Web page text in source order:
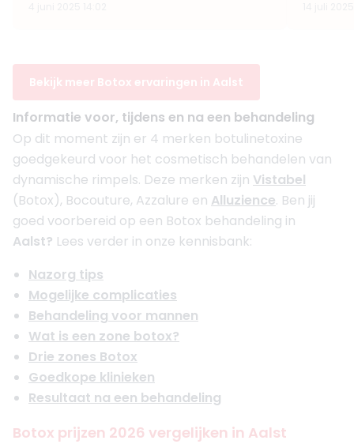
Bekijk meer Botox ervaringen in Aalst
Informatie voor, tijdens en na een behandeling
Op dit moment zijn er 4 merken botulinetoxine
goedgekeurd voor het cosmetisch behandelen van
dynamische rimpels. Deze merken zijn Vistabel
(Botox), Bocouture, Azzalure en Alluzience. Ben jij
goed voorbereid op een Botox behandeling in
Aalst? Lees verder in onze kennisbank:
Nazorg tips
Mogelijke complicaties
Behandeling voor mannen
Wat is een zone botox?
Drie zones Botox
Goedkope klinieken
Resultaat na een behandeling
Botox prijzen 2026 vergelijken in Aalst